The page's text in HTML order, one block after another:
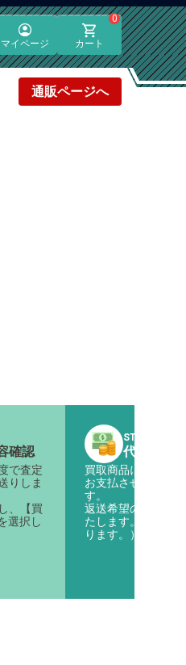
マイページ
0
カート
通販ページへ
確認
で査定
りしま
、【買
選択し
STEP
代金のお
買取商品に対する
お支払させていた
す。
返送希望の商品は
たします。（着払
ります。）